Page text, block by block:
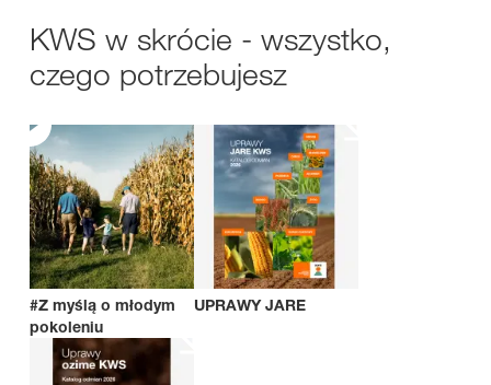
KWS w skrócie - wszystko,
czego potrzebujesz
#Z myślą o młodym
pokoleniu
UPRAWY JARE